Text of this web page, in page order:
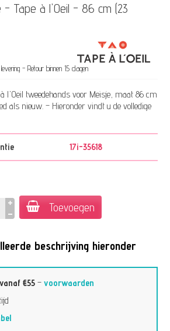
- Tape à l'Oeil - 86 cm (23
- Retour binnen 15 dagen
l'Oeil tweedehands voor Meisje, maat 86 cm
als nieuw. – Hieronder vindt u de volledige
17i-35618
Toevoegen
beschrijving hieronder
€55 –voorwaarden